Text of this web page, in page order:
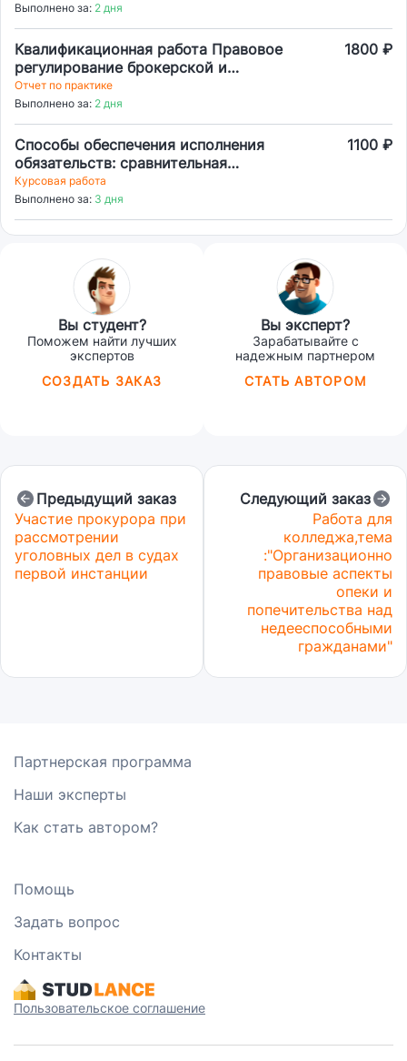
Выполнено за: 2 дня
Квалификационная работа Правовое
регулирование брокерской и
дилерской деятельности
1800 ₽
Отчет по практике
Выполнено за: 2 дня
Способы обеспечения исполнения
обязательств: сравнительная
характеристика.
1100 ₽
Курсовая работа
Выполнено за: 3 дня
Вы студент?
Поможем найти лучших
экспертов
СОЗДАТЬ ЗАКАЗ
Вы эксперт?
Зарабатывайте с
надежным партнером
СТАТЬ АВТОРОМ
Предыдущий заказ
Участие прокурора при
рассмотрении
уголовных дел в судах
первой инстанции
Следующий заказ
Работа для
колледжа,тема
:"Организационно
правовые аспекты
опеки и
попечительства над
недееспособными
гражданами"
Партнерская программа
Наши эксперты
Как стать автором?
Помощь
Задать вопрос
Контакты
Пользовательское соглашение